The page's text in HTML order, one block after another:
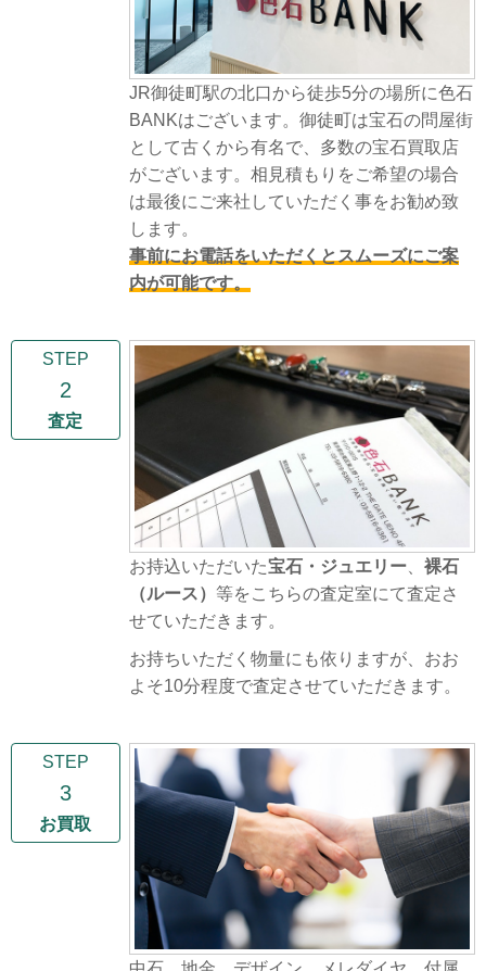
JR御徒町駅の北口から徒歩5分の場所に色石
BANKはございます。御徒町は宝石の問屋街
として古くから有名で、多数の宝石買取店
がございます。相見積もりをご希望の場合
は最後にご来社していただく事をお勧め致
します。
事前にお電話をいただくとスムーズにご案
内が可能です。
STEP
2
査定
お持込いただいた宝石・ジュエリー 、裸石
（ルース） 等をこちらの査定室にて査定さ
せていただきます。
お持ちいただく物量にも依りますが、おお
よそ10分程度で査定させていただきます。
STEP
3
お買取